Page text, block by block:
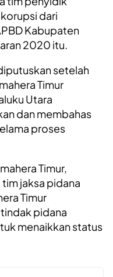
dari
Kabupaten
2020 itu.
setelah
Timur
Utara
dan membahas
proses
Timur,
jaksa pidana
Timur
pidana
menaikkan status